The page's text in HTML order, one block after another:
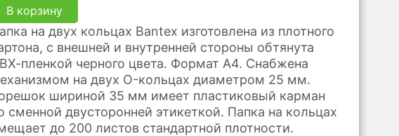
В корзину
на двух кольцах Bantex изготовлена из плотного
с внешней и внутренней стороны обтянута
пленкой черного цвета. Формат А4. Снабжена
на двух O-кольцах диаметром 25 мм.
шириной 35 мм имеет пластиковый карман
сменной двусторонней этикеткой. Папка на кольцах
до 200 листов стандартной плотности.